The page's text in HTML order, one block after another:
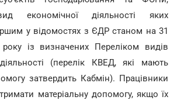
економічної діяльності яких
у відомостях з ЄДР станом на 31
із визначених Переліком видів
(перелік КВЕД, які мають
затвердить Кабмін). Працівники
матеріальну допомогу, якщо їх